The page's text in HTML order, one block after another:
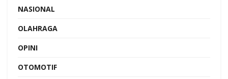
NASIONAL
OLAHRAGA
OPINI
OTOMOTIF